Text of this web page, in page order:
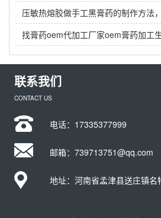
找膏药oem代加工厂家oem膏药加工
联系我们
CONTACT US
电话： 17335377999
邮箱：739713751@qq.com
地址：河南省孟津县送庄镇名